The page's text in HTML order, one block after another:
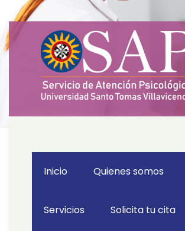
Inicio Quienes somos
Servicios Solicita tu cita